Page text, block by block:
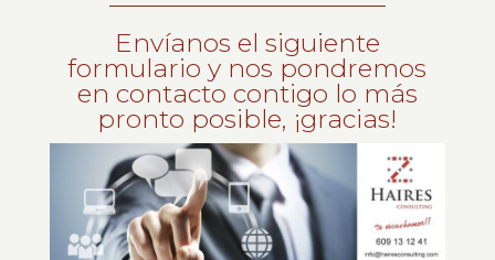
Envíanos el siguiente
formulario y nos pondremos
en contacto contigo lo más
pronto posible, ¡gracias!